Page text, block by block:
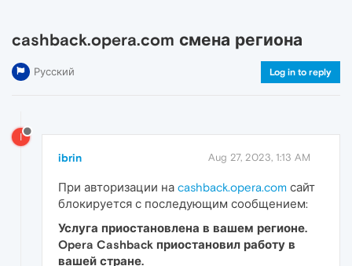
cashback.opera.com смена региона
Русский Log in to reply
I
ibrin Aug 27, 2023, 1:13 AM
При авторизации на cashback.opera.com сайт
блокируется с последующим сообщением:
Услуга приостановлена в вашем регионе.
Opera Cashback приостановил работу в
вашей стране.